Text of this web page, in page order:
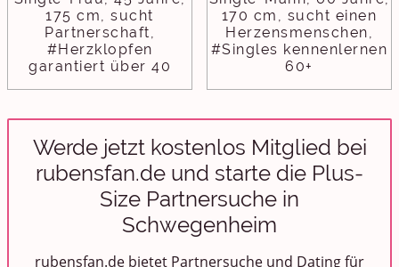
175 cm, sucht
Partnerschaft,
#Herzklopfen
garantiert über 40
170 cm, sucht einen
Herzensmenschen,
#Singles kennenlernen
60+
Werde jetzt kostenlos Mitglied bei
rubensfan.de und starte die Plus-
Size Partnersuche in
Schwegenheim
rubensfan.de bietet Partnersuche und Dating für